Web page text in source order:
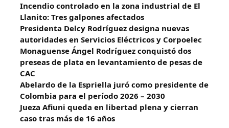
Incendio controlado en la zona industrial de El
Llanito: Tres galpones afectados
Presidenta Delcy Rodríguez designa nuevas
autoridades en Servicios Eléctricos y Corpoelec
Monaguense Ángel Rodríguez conquistó dos
preseas de plata en levantamiento de pesas de
CAC
Abelardo de la Espriella juró como presidente de
Colombia para el período 2026 – 2030
Jueza Afiuni queda en libertad plena y cierran
caso tras más de 16 años